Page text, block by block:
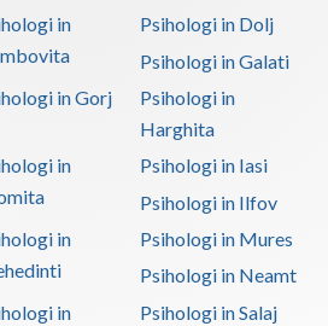
in
Psihologi in Dolj
Psihologi in Galati
in Gorj
Psihologi in
Harghita
in
Psihologi in Iasi
Psihologi in Ilfov
in
Psihologi in Mures
Psihologi in Neamt
in Psihologi in Salaj